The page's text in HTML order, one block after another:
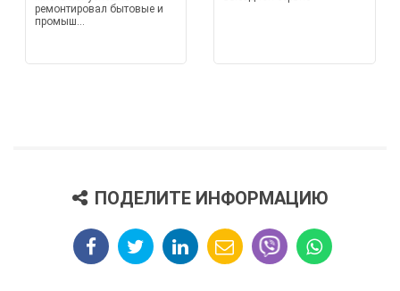
ремонтировал бытовые и
промыш...
ПОДЕЛИТЕ ИНФОРМАЦИЮ